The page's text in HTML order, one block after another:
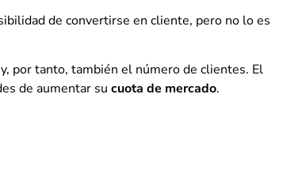
de convertirse en cliente, pero no lo es
por tanto, también el número de clientes. El
de aumentar su cuota de mercado.